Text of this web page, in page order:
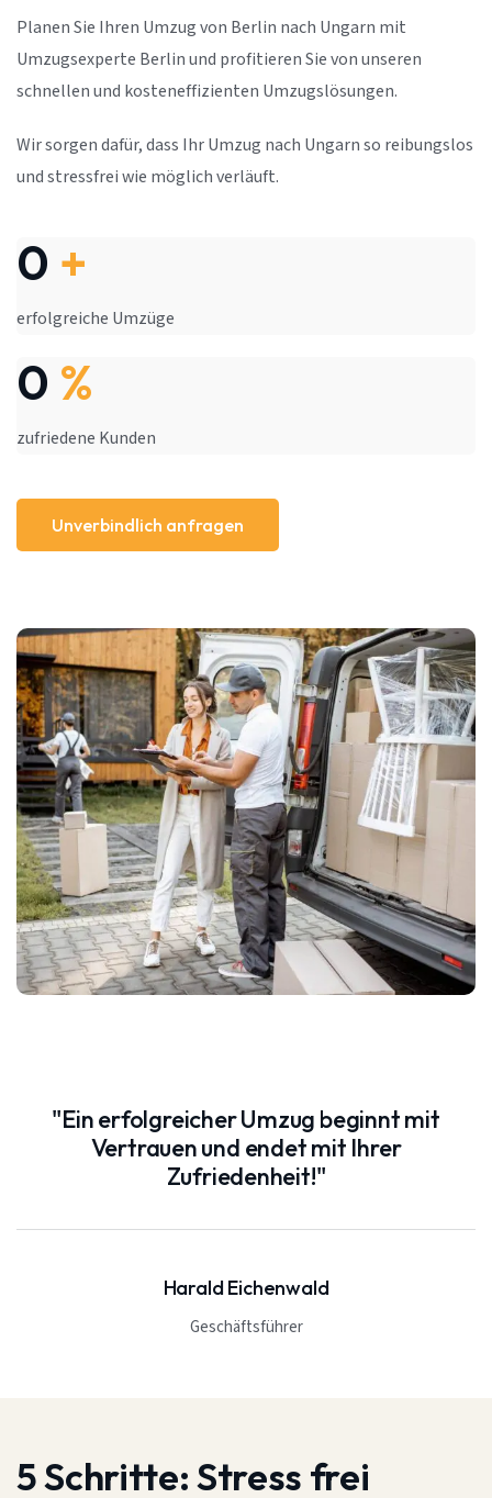
"Ein erfolgreicher Umzug beginnt mit
Vertrauen und endet mit Ihrer
Zufriedenheit!"
Harald Eichenwald
Geschäftsführer
Planen Sie Ihren Umzug von Berlin nach Ungarn mit
Umzugsexperte Berlin und profitieren Sie von unseren
schnellen und kosteneffizienten Umzugslösungen.
Wir sorgen dafür, dass Ihr Umzug nach Ungarn so reibungslos
und stressfrei wie möglich verläuft.
0 +
erfolgreiche Umzüge
0 %
zufriedene Kunden
Unverbindlich anfragen
5 Schritte:Stress frei